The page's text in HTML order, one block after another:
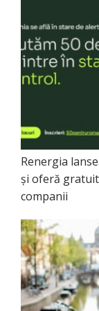
Renergia
și oferă
companii